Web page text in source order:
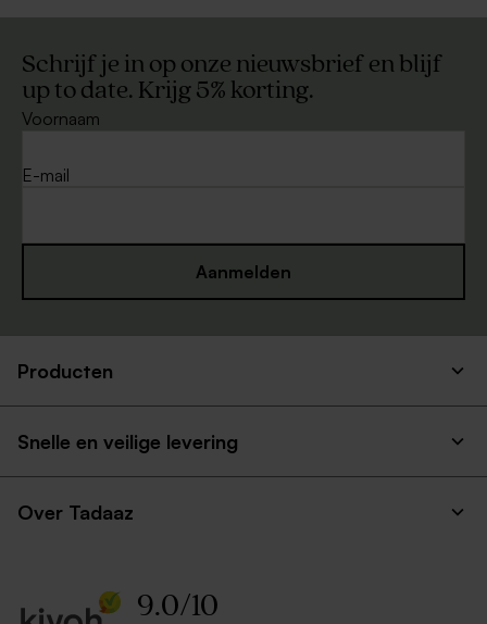
Schrijf je in op onze nieuwsbrief en blijf
up to date. Krijg 5% korting.
Voornaam
E-mail
Aanmelden
Producten
Snelle en veilige levering
Over Tadaaz
9.0/10